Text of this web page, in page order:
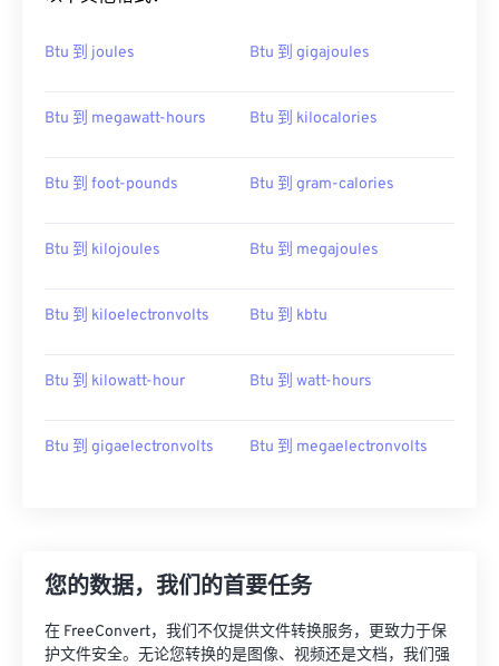
Btu 到 joules Btu 到 gigajoules
Btu 到 megawatt-hours Btu 到 kilocalories
Btu 到 foot-pounds Btu 到 gram-calories
Btu 到 kilojoules Btu 到 megajoules
Btu 到 kiloelectronvolts Btu 到 kbtu
Btu 到 kilowatt-hour Btu 到 watt-hours
Btu 到 gigaelectronvolts Btu 到 megaelectronvolts
您的数据，我们的首要任务
在 FreeConvert，我们不仅提供文件转换服务，更致力于保
护文件安全。无论您转换的是图像、视频还是文档，我们强